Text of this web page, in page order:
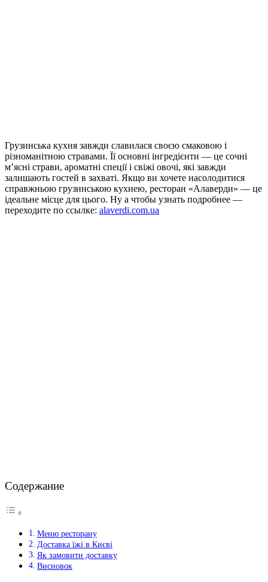
Грузинська кухня завжди славилася своєю смаковою і
різноманітною стравами. Її основні інгредієнти — це сочні
м’ясні страви, ароматні спеції і свіжі овочі, які завжди
залишають гостей в захваті. Якщо ви хочете насолодитися
справжньою грузинською кухнею, ресторан «Алаверди» — це
ідеальне місце для цього. Ну а чтобы узнать подробнее —
переходите по ссылке: alaverdi.com.ua
Содержание
Меню ресторану
Доставка їжі в Києві
Як замовити доставку
Висновок